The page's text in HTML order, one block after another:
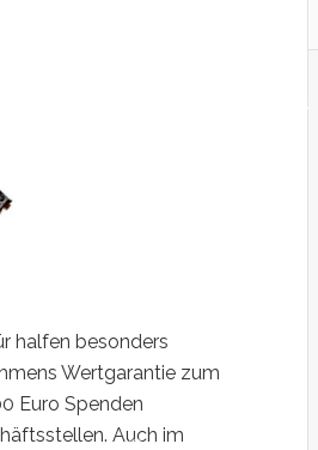
halfen besonders
Wertgarantie zum
Euro Spenden
Auch im